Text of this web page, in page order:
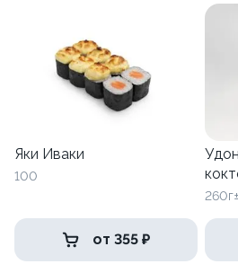
Яки Иваки
100
от 355 ₽